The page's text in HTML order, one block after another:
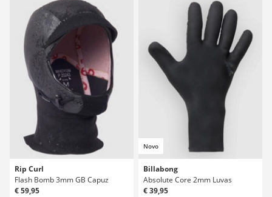
Rip Curl
Flash Bomb 3mm GB Capuz
€ 59,95
Novo
Billabong
Absolute Core 2mm Luvas
€ 39,95